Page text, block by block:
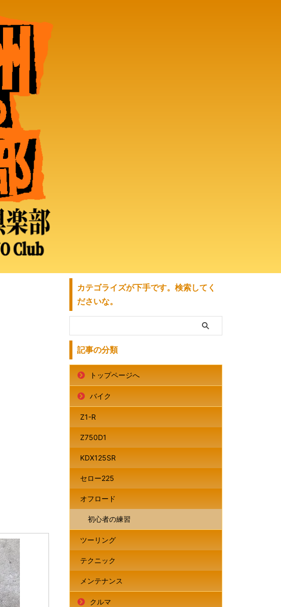
カテゴライズが下手です。検索してく
ださいな。
記事の分類
トップページへ
バイク
Z1-R
Z750D1
KDX125SR
セロー225
オフロード
初心者の練習
ツーリング
テクニック
メンテナンス
クルマ